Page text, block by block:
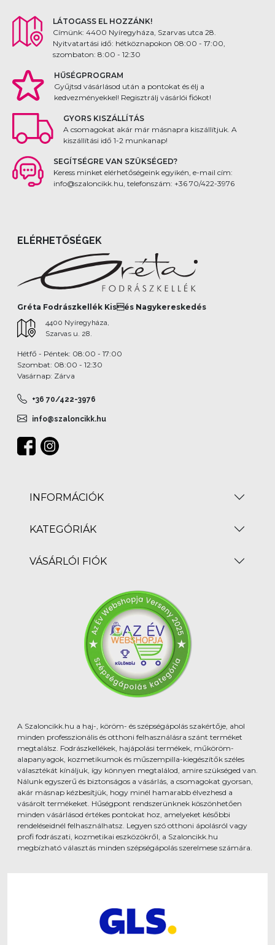
LÁTOGASS EL HOZZÁNK!
Címünk: 4400 Nyíregyháza, Szarvas utca 28.
Nyitvatartási idő: hétköznapokon 08:00 - 17:00,
szombaton: 8:00 - 12:30
HŰSÉGPROGRAM
Gyűjtsd vásárlásod után a pontokat és élj a
kedvezményekkel! Regisztrálj vásárlói fiókot!
GYORS KISZÁLLÍTÁS
A csomagokat akár már másnapra kiszállítjuk. A
kiszállítási idő 1-2 munkanap!
SEGÍTSÉGRE VAN SZÜKSÉGED?
Keress minket elérhetőségeink egyikén, e-mail cím:
info@szaloncikk.hu, telefonszám: +36 70/422-3976
ELÉRHETŐSÉGEK
Gréta Fodrászkellék Kisés Nagykereskedés
4400 Nyíregyháza,
Szarvas u. 28.
Hétfő - Péntek: 08:00 - 17:00
Szombat: 08:00 - 12:30
Vasárnap: Zárva
+36 70/422-3976
info@szaloncikk.hu
INFORMÁCIÓK
KATEGÓRIÁK
VÁSÁRLÓI FIÓK
A Szaloncikk.hu a haj-, köröm- és szépségápolás szakértője, ahol
minden professzionális és otthoni felhasználásra szánt terméket
megtalálsz. Fodrászkellékek, hajápolási termékek, műköröm-
alapanyagok, kozmetikumok és műszempilla-kiegészítők széles
választékát kínáljuk, így könnyen megtalálod, amire szükséged van.
Nálunk egyszerű és biztonságos a vásárlás, a csomagokat gyorsan,
akár másnap kézbesítjük, hogy minél hamarabb élvezhesd a
vásárolt termékeket. Hűségpont rendszerünknek köszönhetően
minden vásárlásod értékes pontokat hoz, amelyeket későbbi
rendeléseidnél felhasználhatsz. Legyen szó otthoni ápolásról vagy
profi fodrászati, kozmetikai eszközökről, a Szaloncikk.hu
megbízható választás minden szépségápolás szerelmese számára.